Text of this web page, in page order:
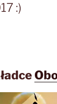
:)